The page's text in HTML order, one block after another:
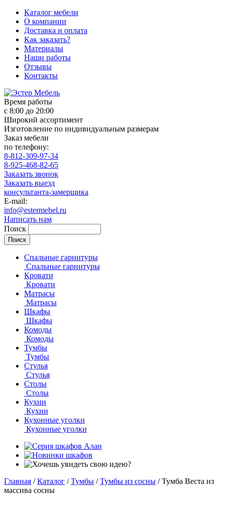
Каталог мебели
О компании
Доставка и оплата
Как заказать?
Материалы
Наши работы
Отзывы
Контакты
Время работы
с 8:00 до 20:00
Широкий ассортимент
Изготовление по индивидуальным размерам
Заказ мебели
по телефону:
8-812-309-97-34
8-925-468-82-65
Заказать звонок
Заказать выезд
консультанта-замерщика
E-mail:
info@estermebel.ru
Написать нам
Поиск
Спальные гарнитуры
Спальные гарнитуры
Кровати
Кровати
Матрасы
Матрасы
Шкафы
Шкафы
Комоды
Комоды
Тумбы
Тумбы
Стулья
Стулья
Столы
Столы
Кухни
Кухни
Кухонные уголки
Кухонные уголки
Главная / Каталог / Тумбы / Тумбы из сосны / Тумба Веста из
массива сосны